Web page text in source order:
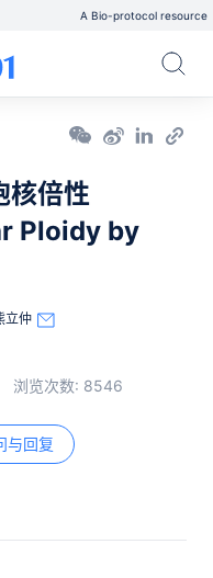
A Bio-protocol resource
核倍性
Ploidy by
立仲
浏览次数: 8546
与回复